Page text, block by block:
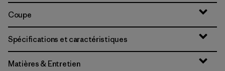
Coupe
Spécifications et caractéristiques
Matières & Entretien